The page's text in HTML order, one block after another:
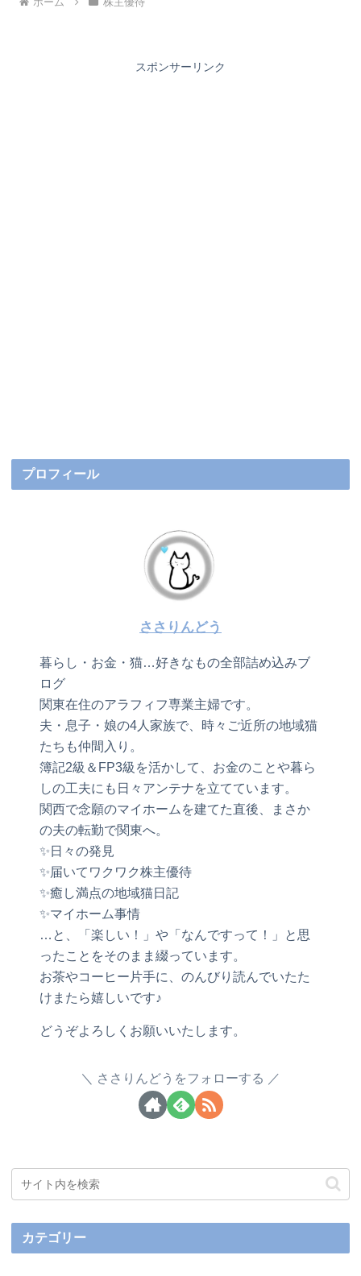
スポンサーリンク
プロフィール
ささりんどう
暮らし・お金・猫…好きなもの全部詰め込みブ
ログ
関東在住のアラフィフ専業主婦です。
夫・息子・娘の4人家族で、時々ご近所の地域猫
たちも仲間入り。
簿記2級＆FP3級を活かして、お金のことや暮ら
しの工夫にも日々アンテナを立てています。
関西で念願のマイホームを建てた直後、まさか
の夫の転勤で関東へ。
✨日々の発見
✨届いてワクワク株主優待
✨癒し満点の地域猫日記
✨マイホーム事情
…と、「楽しい！」や「なんですって！」と思
ったことをそのまま綴っています。
お茶やコーヒー片手に、のんびり読んでいたた
けまたら嬉しいです♪
どうぞよろしくお願いいたします。
ささりんどうをフォローする
カテゴリー